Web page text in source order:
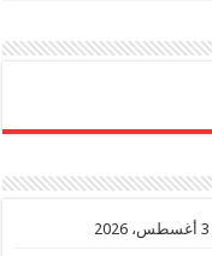
3 أغسطس، 2026